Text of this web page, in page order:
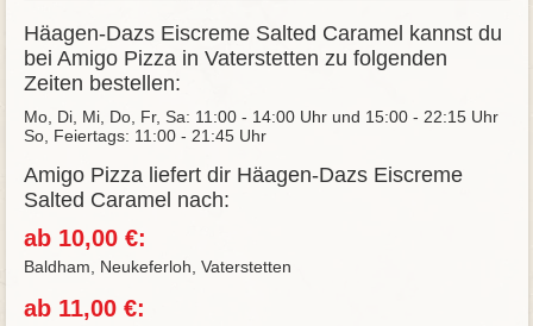
Häagen-Dazs Eiscreme Salted Caramel kannst du
bei Amigo Pizza in Vaterstetten zu folgenden
Zeiten bestellen:
Mo, Di, Mi, Do, Fr, Sa: 11:00 - 14:00 Uhr und 15:00 - 22:15 Uhr
So, Feiertags: 11:00 - 21:45 Uhr
Amigo Pizza liefert dir Häagen-Dazs Eiscreme
Salted Caramel nach:
ab 10,00 €:
Baldham, Neukeferloh, Vaterstetten
ab 11,00 €: